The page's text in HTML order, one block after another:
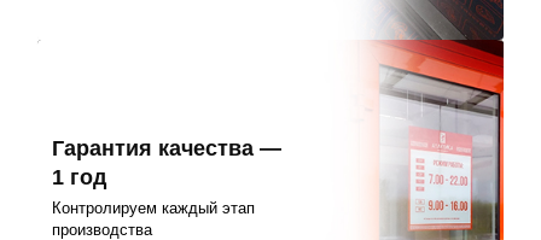
Гарантия качества —
1 год
Контролируем каждый этап
производства